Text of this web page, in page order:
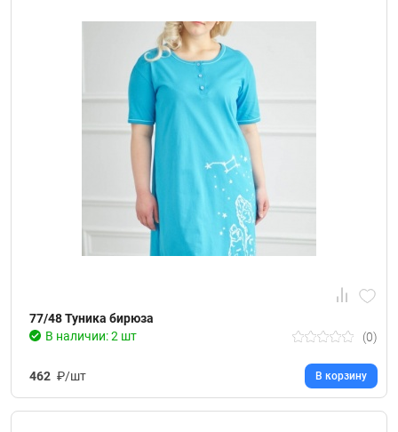
77/48 Туника бирюза
В наличии: 2 шт
(0)
462 ₽/шт В корзину